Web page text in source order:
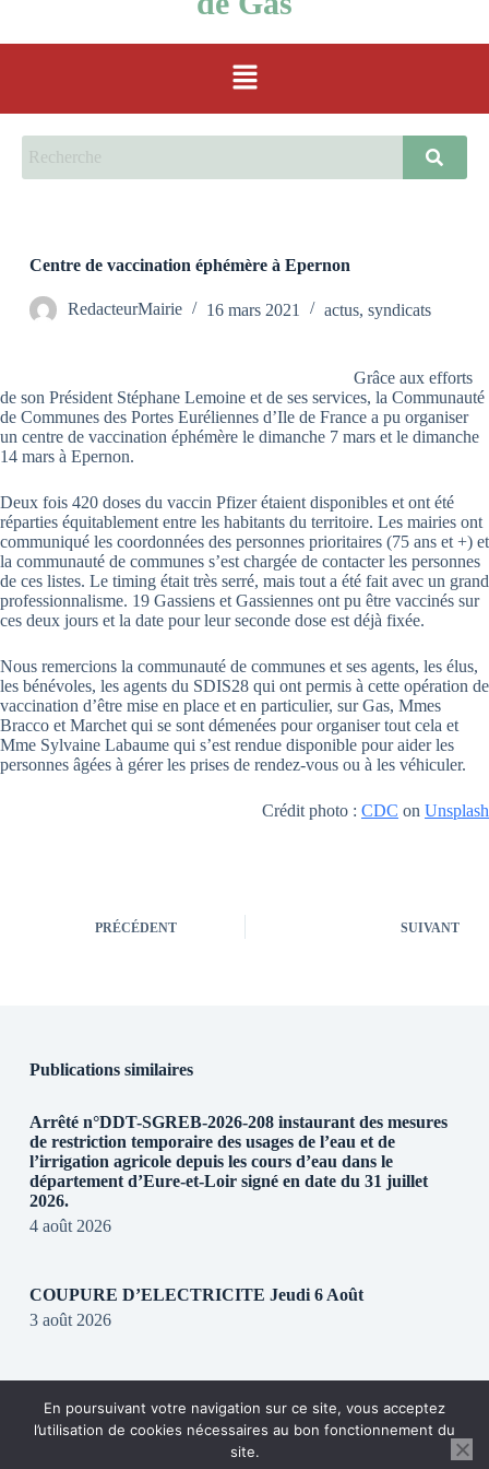
Centre de vaccination éphémère à Epernon
RedacteurMairie 16 mars 2021 actus, syndicats
Grâce aux efforts
de son Président Stéphane Lemoine et de ses services, la Communauté
de Communes des Portes Euréliennes d’Ile de France a pu organiser
un centre de vaccination éphémère le dimanche 7 mars et le dimanche
14 mars à Epernon.
Deux fois 420 doses du vaccin Pfizer étaient disponibles et ont été
réparties équitablement entre les habitants du territoire. Les mairies ont
communiqué les coordonnées des personnes prioritaires (75 ans et +) et
la communauté de communes s’est chargée de contacter les personnes
de ces listes. Le timing était très serré, mais tout a été fait avec un grand
professionnalisme. 19 Gassiens et Gassiennes ont pu être vaccinés sur
ces deux jours et la date pour leur seconde dose est déjà fixée.
Nous remercions la communauté de communes et ses agents, les élus,
les bénévoles, les agents du SDIS28 qui ont permis à cette opération de
vaccination d’être mise en place et en particulier, sur Gas, Mmes
Bracco et Marchet qui se sont démenées pour organiser tout cela et
Mme Sylvaine Labaume qui s’est rendue disponible pour aider les
personnes âgées à gérer les prises de rendez-vous ou à les véhiculer.
Crédit photo : CDC on Unsplash
PRÉCÉDENT SUIVANT
Publications similaires
Arrêté n°DDT-SGREB-2026-208 instaurant des mesures
de restriction temporaire des usages de l’eau et de
l’irrigation agricole depuis les cours d’eau dans le
département d’Eure-et-Loir signé en date du 31 juillet
2026.
4 août 2026
COUPURE D’ELECTRICITE Jeudi 6 Août
3 août 2026
RD28
31 juillet 2026
En poursuivant votre navigation sur ce site, vous acceptez
l’utilisation de cookies nécessaires au bon fonctionnement du
site.